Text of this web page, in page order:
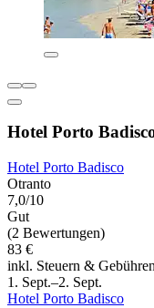
Hotel Porto
Hotel Porto Badisco
Otranto
7,0/10
Gut
(2 Bewertungen)
83 €
inkl. Steuern & Gebühren
1. Sept.–2. Sept.
Hotel Porto Badisco